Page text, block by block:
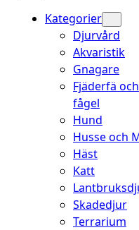
Kategorier
Djurvård
Akvaristik
Gnagare
Fjäderfä och
fågel
Hund
Husse och
Häst
Katt
Skadedjur
Terrarium